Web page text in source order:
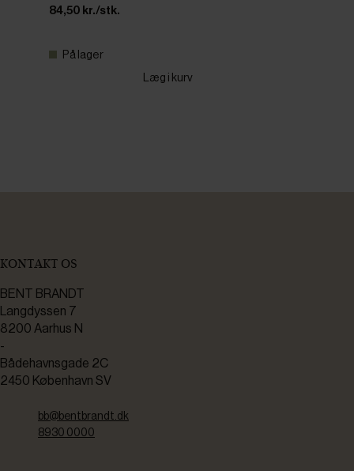
84,50 kr./stk.
På lager
Læg i kurv
KONTAKT OS
BENT BRANDT
Langdyssen 7
8200 Aarhus N
-
Bådehavnsgade 2C
2450 København SV
bb@bentbrandt.dk
8930 0000